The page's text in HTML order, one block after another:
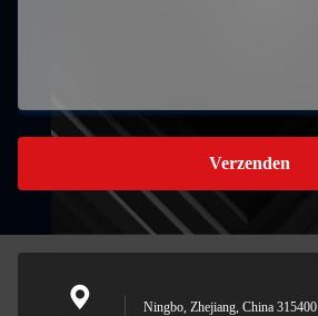
Verzenden
Ningbo, Zhejiang, China 315400